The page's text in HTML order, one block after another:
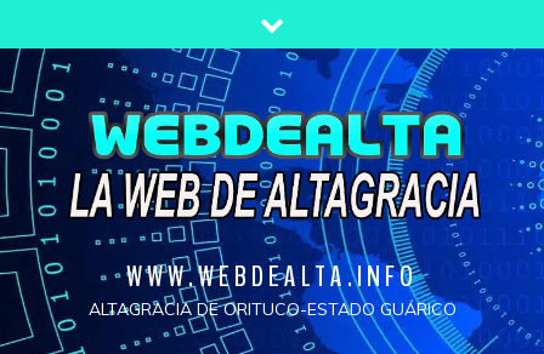
al
contenido
WWW.WEBDEALTA.INFO
ALTAGRACIA DE ORITUCO-ESTADO GUÁRICO